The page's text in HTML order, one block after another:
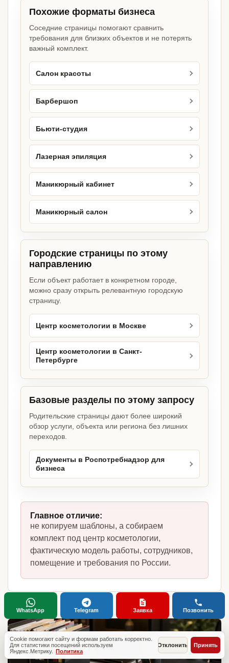
Похожие форматы бизнеса
Соседние страницы помогают сравнить
требования для близких объектов и не потерять
важный комплект.
Салон красоты
Барбершоп
Бьюти-студия
Лазерная эпиляция
Маникюрный кабинет
Маникюрный салон
Городские страницы по этому
направлению
Если объект работает в конкретном городе,
можно сразу открыть релевантную городскую
страницу.
Центр косметологии в Москве
Центр косметологии в Санкт-
Петербурге
Базовые разделы по этому запросу
Родительские страницы дают более широкий
обзор услуги, объекта или региона без лишних
переходов.
Документы в Роспотребнадзор для
бизнеса
Главное отличие:
не копируем шаблоны, а собираем
комплект под центр косметологии,
фактическую модель работы, сотрудников,
помещение и требования по России.
Cookie помогают сайту и формам работать корректно.
Для статистики посещений используем
Яндекс.Метрику. Политика
Отклонить Принять
WhatsApp Telegram Заявка Позвонить